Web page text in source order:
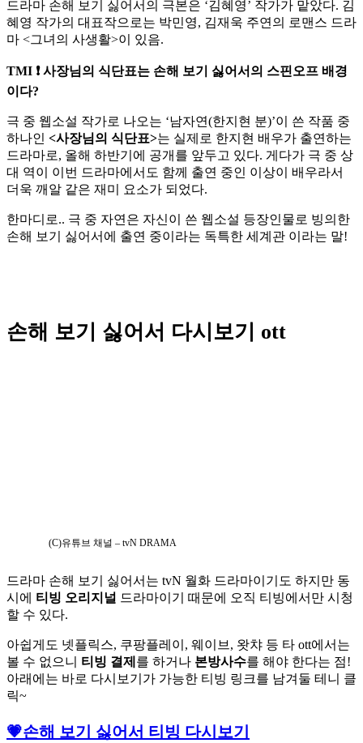
드라마 손해 보기 싫어서의 극본은 ‘김혜영’ 작가가 맡았다. 김
혜영 작가의 대표작으로는 박민영, 김재욱 주연의 로맨스 드라
마 <그녀의 사생활>이 있음.
TMI ❗ 사장님의 식단표는 손해 보기 싫어서의 스핀오프 배경
이다?
극 중 웹소설 작가로 나오는 ‘남자연(한지현 분)’이 쓴 작품 중
하나인 <사장님의 식단표>는 실제로 한지현 배우가 출연하는
드라마로, 올해 하반기에 공개를 앞두고 있다. 게다가 극 중 상
대 역이 이번 드라마에서도 함께 출연 중인 이상이 배우라서
더욱 깨알 같은 재미 요소가 되었다.
한마디로.. 극 중 자연은 자신이 쓴 웹소설 등장인물로 빙의한
손해 보기 싫어서에 출연 중이라는 독특한 세계관 이라는 말!
손해 보기 싫어서 다시보기 ott
(C)유튜브 채널 – tvN DRAMA
드라마 손해 보기 싫어서는 tvN 월화 드라마이기도 하지만 동
시에 티빙 오리지널 드라마이기 때문에 오직 티빙에서만 시청
할 수 있다.
아쉽게도 넷플릭스, 쿠팡플레이, 웨이브, 왓챠 등 타 ott에서는
볼 수 없으니 티빙 결제 를 하거나 본방사수를 해야 한다는 점!
아래에는 바로 다시보기가 가능한 티빙 링크를 남겨둘 테니 클
릭~
💗손해 보기 싫어서 티빙 다시보기